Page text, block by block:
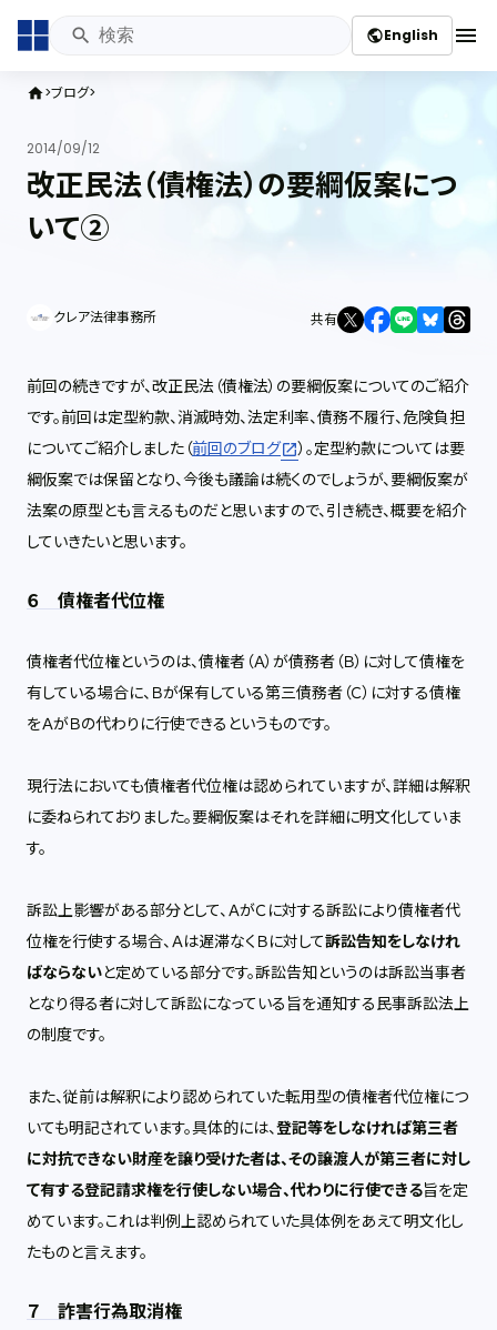
publicEnglish menu
home ブログ
2014/09/12
改正民法（債権法）の要綱仮案につ
いて②
クレア法律事務所 共有
前回の続きですが、改正民法（債権法）の要綱仮案についてのご紹介
です。前回は定型約款、消滅時効、法定利率、債務不履行、危険負担
についてご紹介しました（前回のブログ
）。定型約款については要
綱仮案では保留となり、今後も議論は続くのでしょうが、要綱仮案が
法案の原型とも言えるものだと思いますので、引き続き、概要を紹介
していきたいと思います。
６ 債権者代位権
債権者代位権というのは、債権者（Ａ）が債務者（Ｂ）に対して債権を
有している場合に、Ｂが保有している第三債務者（Ｃ）に対する債権
をＡがＢの代わりに行使できるというものです。
現行法においても債権者代位権は認められていますが、詳細は解釈
に委ねられておりました。要綱仮案はそれを詳細に明文化していま
す。
訴訟上影響がある部分として、ＡがＣに対する訴訟により債権者代
位権を行使する場合、Ａは遅滞なくＢに対して訴訟告知をしなけれ
ばならないと定めている部分です。訴訟告知というのは訴訟当事者
となり得る者に対して訴訟になっている旨を通知する民事訴訟法上
の制度です。
また、従前は解釈により認められていた転用型の債権者代位権につ
いても明記されています。具体的には、登記等をしなければ第三者
に対抗できない財産を譲り受けた者は、その譲渡人が第三者に対し
て有する登記請求権を行使しない場合、代わりに行使できる旨を定
めています。これは判例上認められていた具体例をあえて明文化し
たものと言えます。
７ 詐害行為取消権